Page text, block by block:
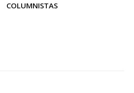
COLUMNISTAS